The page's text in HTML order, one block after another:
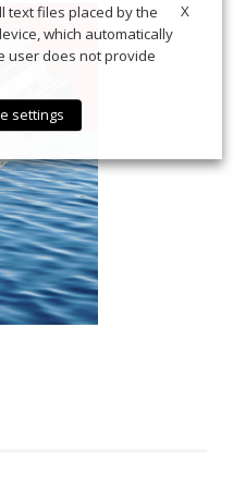
X
text files placed by the
which automatically
user does not provide
settings